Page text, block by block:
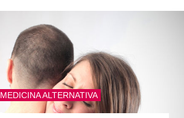
MEDICINA ALTERNATIVA